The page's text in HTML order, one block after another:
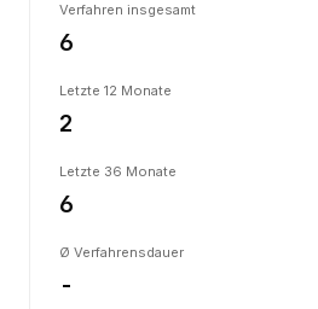
Verfahren insgesamt
6
Letzte 12 Monate
2
Letzte 36 Monate
6
Ø Verfahrensdauer
-